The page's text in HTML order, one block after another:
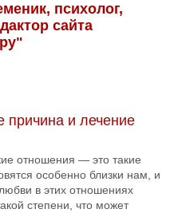
психолог,
сайта
причина и лечение
отношения — это такие
особенно близки нам, и
в этих отношениях
степени, что может